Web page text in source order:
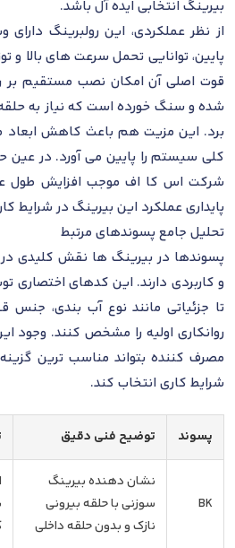
بیرینگ انتخابی ایده آل باشد.
از نظر عملکردی، این رولبرینگ
پایین، توانایی تحمل سرعت های بالا و
قوت اصلی آن امکان نصب مستقیم
شده و سنگ خورده است که نیاز به حلقه
برد. این مزیت هم باعث کاهش
کلی سیستم را پایین می آورد. در عین
شرکت اس کا اف موجب افزایش طول
پایداری عملکرد این بیرینگ در شرایط
تحلیل جامع پسوندهای مرتبط
پسوندها در بیرینگ ها نقش کلیدی
و کاربردی دارند. این کدهای اختصاری
تا جزئیاتی مانند نوع آب بندی،
روانکاری اولیه را مشخص کنند. وجود
مصرف کننده بتواند مناسب ترین
شرایط کاری انتخاب کند.
پسوند توضیح فنی دقیق
BK
نشان دهنده بیرینگ
سوزنی با حلقه بیرونی
نازک و بدون حلقه داخلی